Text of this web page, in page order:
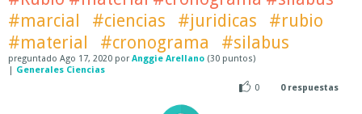
#marcial
#ciencias #juridicas
#rubio
#material
#cronograma #silabus
preguntado Ago 17, 2020 por Anggie Arellano (30 puntos)
| Generales Ciencias
0
0respuestas